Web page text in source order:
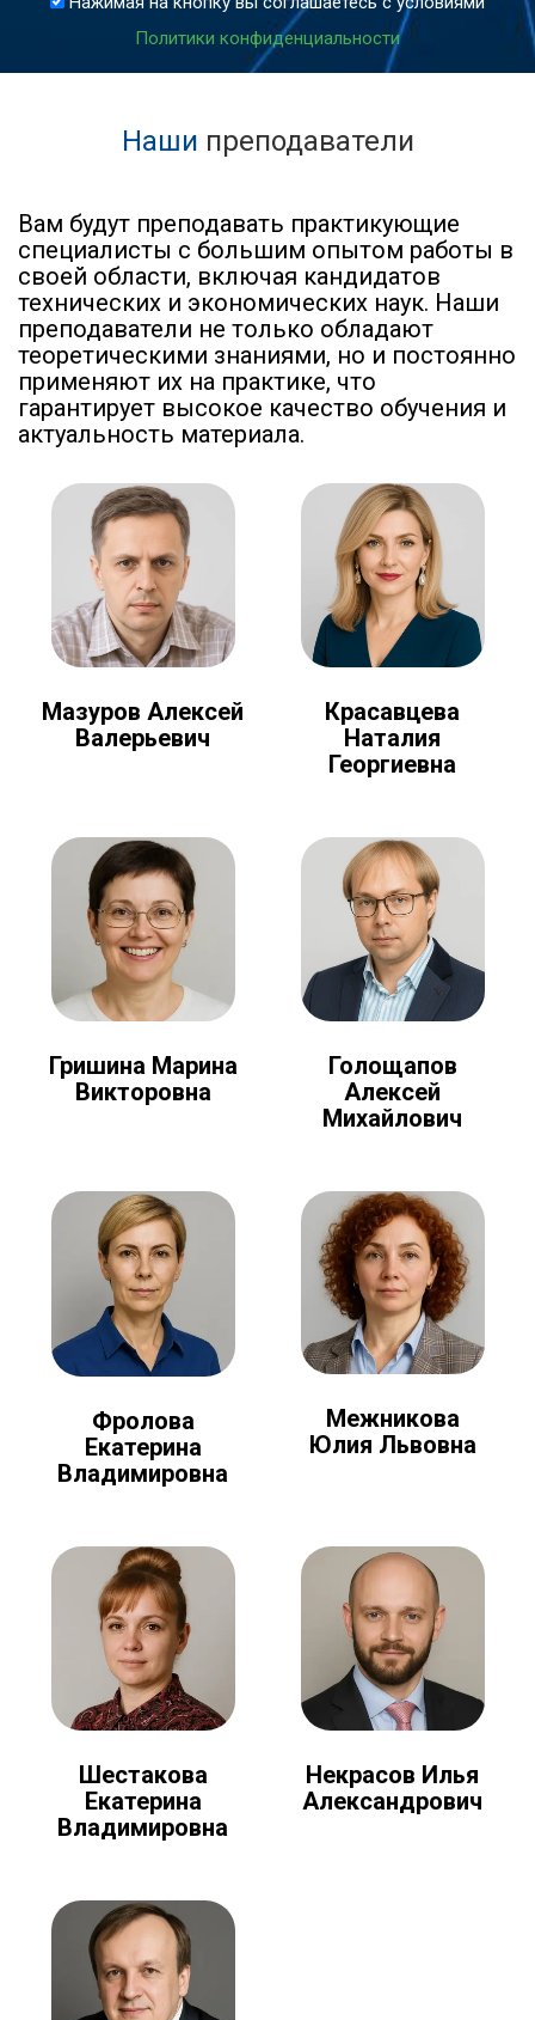
Политики конфиденциальности
Наши преподаватели
Вам будут преподавать практикующие
специалисты с большим опытом работы в
своей области, включая кандидатов
технических и экономических наук. Наши
преподаватели не только обладают
теоретическими знаниями, но и постоянно
применяют их на практике, что
гарантирует высокое качество обучения и
актуальность материала.
Мазуров Алексей
Валерьевич
Красавцева
Наталия
Георгиевна
Гришина Марина
Викторовна
Голощапов
Алексей
Михайлович
Фролова
Екатерина
Владимировна
Межникова
Юлия Львовна
Шестакова
Екатерина
Владимировна
Некрасов Илья
Александрович